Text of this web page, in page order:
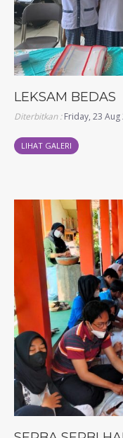
LEKSAM BEDAS
Diterbitkan :Friday, 23 Aug
LIHAT GALERI